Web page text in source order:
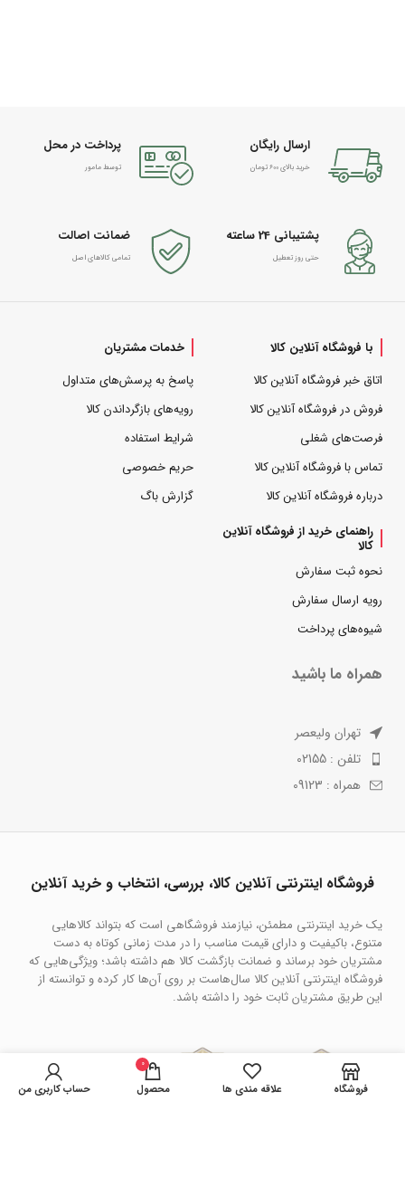
ارسال رایگان
خرید بالای 600 تومان
پرداخت در محل
توسط مامور
پشتیبانی 24 ساعته
حتی روز تعطیل
ضمانت اصالت
تمامی کالاهای اصل
با فروشگاه آنلاین کالا
اتاق خبر فروشگاه آنلاین کالا
فروش در فروشگاه آنلاین کالا
فرصت‌های شغلی
تماس با فروشگاه آنلاین کالا
درباره فروشگاه آنلاین کالا
خدمات مشتریان
پاسخ به پرسش‌های متداول
رویه‌های بازگرداندن کالا
شرایط استفاده
حریم خصوصی
گزارش باگ
راهنمای خرید از فروشگاه آنلاین
کالا
نحوه ثبت سفارش
رویه ارسال سفارش
شیوه‌های پرداخت
همراه ما باشید
تهران ولیعصر
تلفن : 02155
همراه : 09123
فروشگاه اینترنتی آنلاین کالا، بررسی، انتخاب و خرید آنلاین
یک خرید اینترنتی مطمئن، نیازمند فروشگاهی است که بتواند کالاهایی
متنوع، باکیفیت و دارای قیمت مناسب را در مدت زمانی کوتاه به دست
مشتریان خود برساند و ضمانت بازگشت کالا هم داشته باشد؛ ویژگی‌هایی که
فروشگاه اینترنتی آنلاین کالا سال‌هاست بر روی آن‌ها کار کرده و توانسته از
این طریق مشتریان ثابت خود را داشته باشد.
فروشگاه علاقه مندی ها
0
محصول حساب کاربری من